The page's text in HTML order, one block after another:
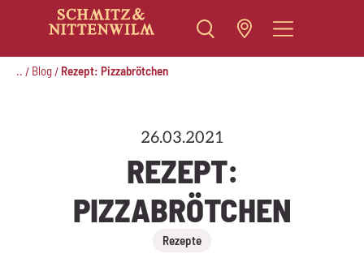
springen
.. / Blog / Rezept: Pizzabrötchen
26.03.2021
REZEPT:
PIZZABRÖTCHEN
Rezepte